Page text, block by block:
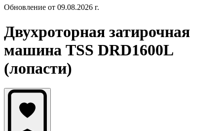
Обновление от 09.08.2026 г.
Двухроторная затирочная
машина TSS DRD1600L
(лопасти)